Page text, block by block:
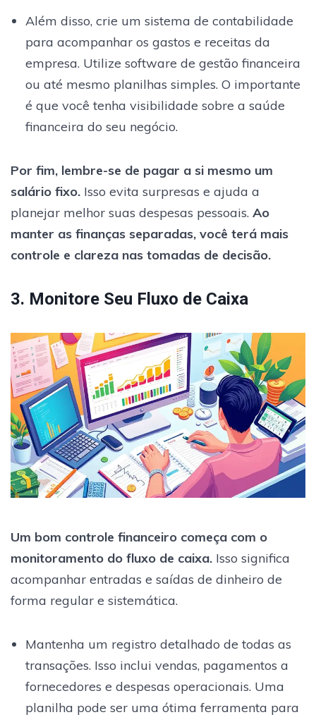
Além disso, crie um sistema de contabilidade
para acompanhar os gastos e receitas da
empresa. Utilize software de gestão financeira
ou até mesmo planilhas simples. O importante
é que você tenha visibilidade sobre a saúde
financeira do seu negócio.
Por fim, lembre-se de pagar a si mesmo um
salário fixo. Isso evita surpresas e ajuda a
planejar melhor suas despesas pessoais. Ao
manter as finanças separadas, você terá mais
controle e clareza nas tomadas de decisão.
3. Monitore Seu Fluxo de Caixa
Um bom controle financeiro começa com o
monitoramento do fluxo de caixa. Isso significa
acompanhar entradas e saídas de dinheiro de
forma regular e sistemática.
Mantenha um registro detalhado de todas as
transações. Isso inclui vendas, pagamentos a
fornecedores e despesas operacionais. Uma
planilha pode ser uma ótima ferramenta para